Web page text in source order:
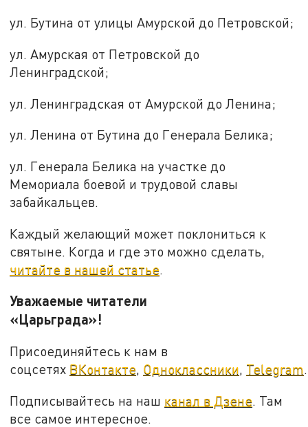
ул. Бутина от улицы Амурской до Петровской;
ул. Амурская от Петровской до
Ленинградской;
ул. Ленинградская от Амурской до Ленина;
ул. Ленина от Бутина до Генерала Белика;
ул. Генерала Белика на участке до
Мемориала боевой и трудовой славы
забайкальцев.
Каждый желающий может поклониться к
святыне. Когда и где это можно сделать,
читайте в нашей статье
Уважаемые читатели
«Царьграда»!
Присоединяйтесь к нам в
соцсетях ВКонтакте, Одноклассники, Telegram.
Подписывайтесь на наш канал в Дзене. Там
все самое интересное.